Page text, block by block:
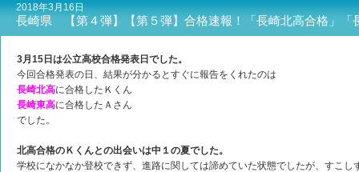
2018年3月16日
長崎県 【第４弾】【第５弾】合格速報！「長崎北高合格」「
3月15日は公立高校合格発表日でした。
今回合格発表の日、結果が分かるとすぐに報告をくれたのは
長崎北高に合格したＫくん
長崎東高に合格したＡさん
でした。
北高合格のＫくんとの出会いは中１の夏でした。
学校になかなか登校できず、進路に関しては諦めていた状態でしたが、すこし